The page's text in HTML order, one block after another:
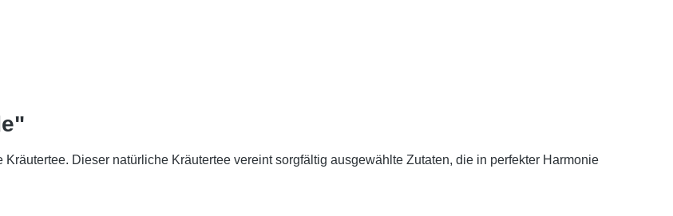
Dieser natürliche Kräutertee vereint sorgfältig ausgewählte Zutaten, die in perfekter Harmonie